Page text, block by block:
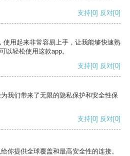
支持[0] 反对[0]
使用起来非常容易上手，让我能够快速熟
以轻松使用这款app。
支持[0] 反对[0]
我们带来了无限的隐私保护和安全性保
支持[0] 反对[0]
你提供全球覆盖和最高安全性的连接。